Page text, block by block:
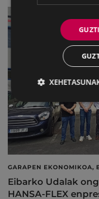
GARAPEN EKONOMIKOA,
Eibarko Udalak
HANSA-FLEX